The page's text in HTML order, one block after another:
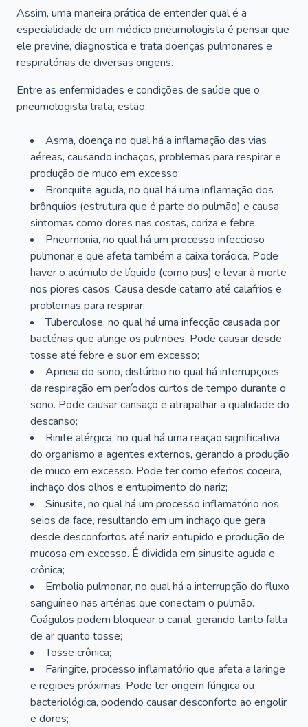
Assim, uma maneira prática de entender qual é a
especialidade de um médico pneumologista é pensar que
ele previne, diagnostica e trata doenças pulmonares e
respiratórias de diversas origens.
Entre as enfermidades e condições de saúde que o
pneumologista trata, estão:
Asma, doença no qual há a inflamação das vias
aéreas, causando inchaços, problemas para respirar e
produção de muco em excesso;
Bronquite aguda, no qual há uma inflamação dos
brônquios (estrutura que é parte do pulmão) e causa
sintomas como dores nas costas, coriza e febre;
Pneumonia, no qual há um processo infeccioso
pulmonar e que afeta também a caixa torácica. Pode
haver o acúmulo de líquido (como pus) e levar à morte
nos piores casos. Causa desde catarro até calafrios e
problemas para respirar;
Tuberculose, no qual há uma infecção causada por
bactérias que atinge os pulmões. Pode causar desde
tosse até febre e suor em excesso;
Apneia do sono, distúrbio no qual há interrupções
da respiração em períodos curtos de tempo durante o
sono. Pode causar cansaço e atrapalhar a qualidade do
descanso;
Rinite alérgica, no qual há uma reação significativa
do organismo a agentes externos, gerando a produção
de muco em excesso. Pode ter como efeitos coceira,
inchaço dos olhos e entupimento do nariz;
Sinusite, no qual há um processo inflamatório nos
seios da face, resultando em um inchaço que gera
desde desconfortos até nariz entupido e produção de
mucosa em excesso. É dividida em sinusite aguda e
crônica;
Embolia pulmonar, no qual há a interrupção do fluxo
sanguíneo nas artérias que conectam o pulmão.
Coágulos podem bloquear o canal, gerando tanto falta
de ar quanto tosse;
Tosse crônica;
Faringite, processo inflamatório que afeta a laringe
e regiões próximas. Pode ter origem fúngica ou
bacteriológica, podendo causar desconforto ao engolir
e dores;